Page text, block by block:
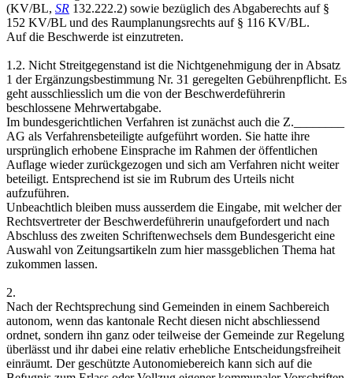
(KV/BL, SR 132.222.2) sowie bezüglich des Abgaberechts auf §
152 KV/BL und des Raumplanungsrechts auf § 116 KV/BL.
Auf die Beschwerde ist einzutreten.
1.2. Nicht Streitgegenstand ist die Nichtgenehmigung der in Absatz
1 der Ergänzungsbestimmung Nr. 31 geregelten Gebührenpflicht. Es
geht ausschliesslich um die von der Beschwerdeführerin
beschlossene Mehrwertabgabe.
Im bundesgerichtlichen Verfahren ist zunächst auch die Z.________
AG als Verfahrensbeteiligte aufgeführt worden. Sie hatte ihre
ursprünglich erhobene Einsprache im Rahmen der öffentlichen
Auflage wieder zurückgezogen und sich am Verfahren nicht weiter
beteiligt. Entsprechend ist sie im Rubrum des Urteils nicht
aufzuführen.
Unbeachtlich bleiben muss ausserdem die Eingabe, mit welcher der
Rechtsvertreter der Beschwerdeführerin unaufgefordert und nach
Abschluss des zweiten Schriftenwechsels dem Bundesgericht eine
Auswahl von Zeitungsartikeln zum hier massgeblichen Thema hat
zukommen lassen.
2.
Nach der Rechtsprechung sind Gemeinden in einem Sachbereich
autonom, wenn das kantonale Recht diesen nicht abschliessend
ordnet, sondern ihn ganz oder teilweise der Gemeinde zur Regelung
überlässt und ihr dabei eine relativ erhebliche Entscheidungsfreiheit
einräumt. Der geschützte Autonomiebereich kann sich auf die